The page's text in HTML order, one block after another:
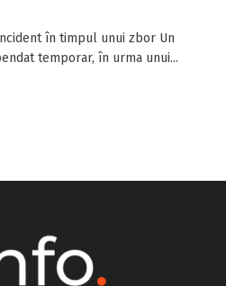
în timpul unui zbor Un
temporar, în urma unui...